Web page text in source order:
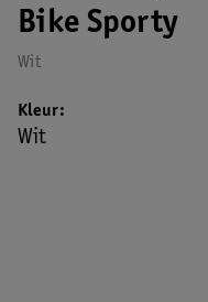
Bike Sporty
Wit
Kleur
Wit